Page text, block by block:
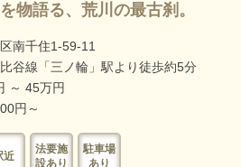
物語る、荒川の最古刹。
南千住1-59-11
谷線「三ノ輪」駅より徒歩約5分
～ 45万円
円～
近
法要施
設あり
駐車場
あり